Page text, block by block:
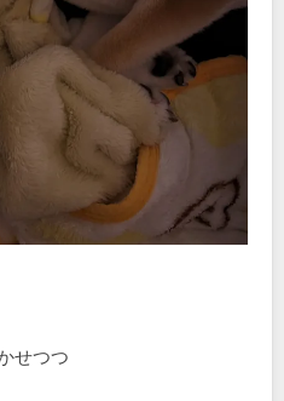
せつつ